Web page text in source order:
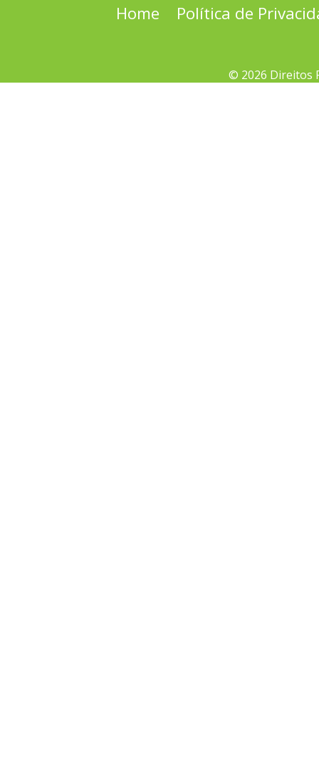
Home Política de
© 2026 Direitos